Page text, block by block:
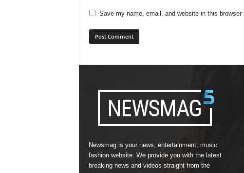
Save my name, email, and website in this
Newsmag is your news, entertainment, music
fashion website. We provide you with the latest
breaking news and videos straight from the